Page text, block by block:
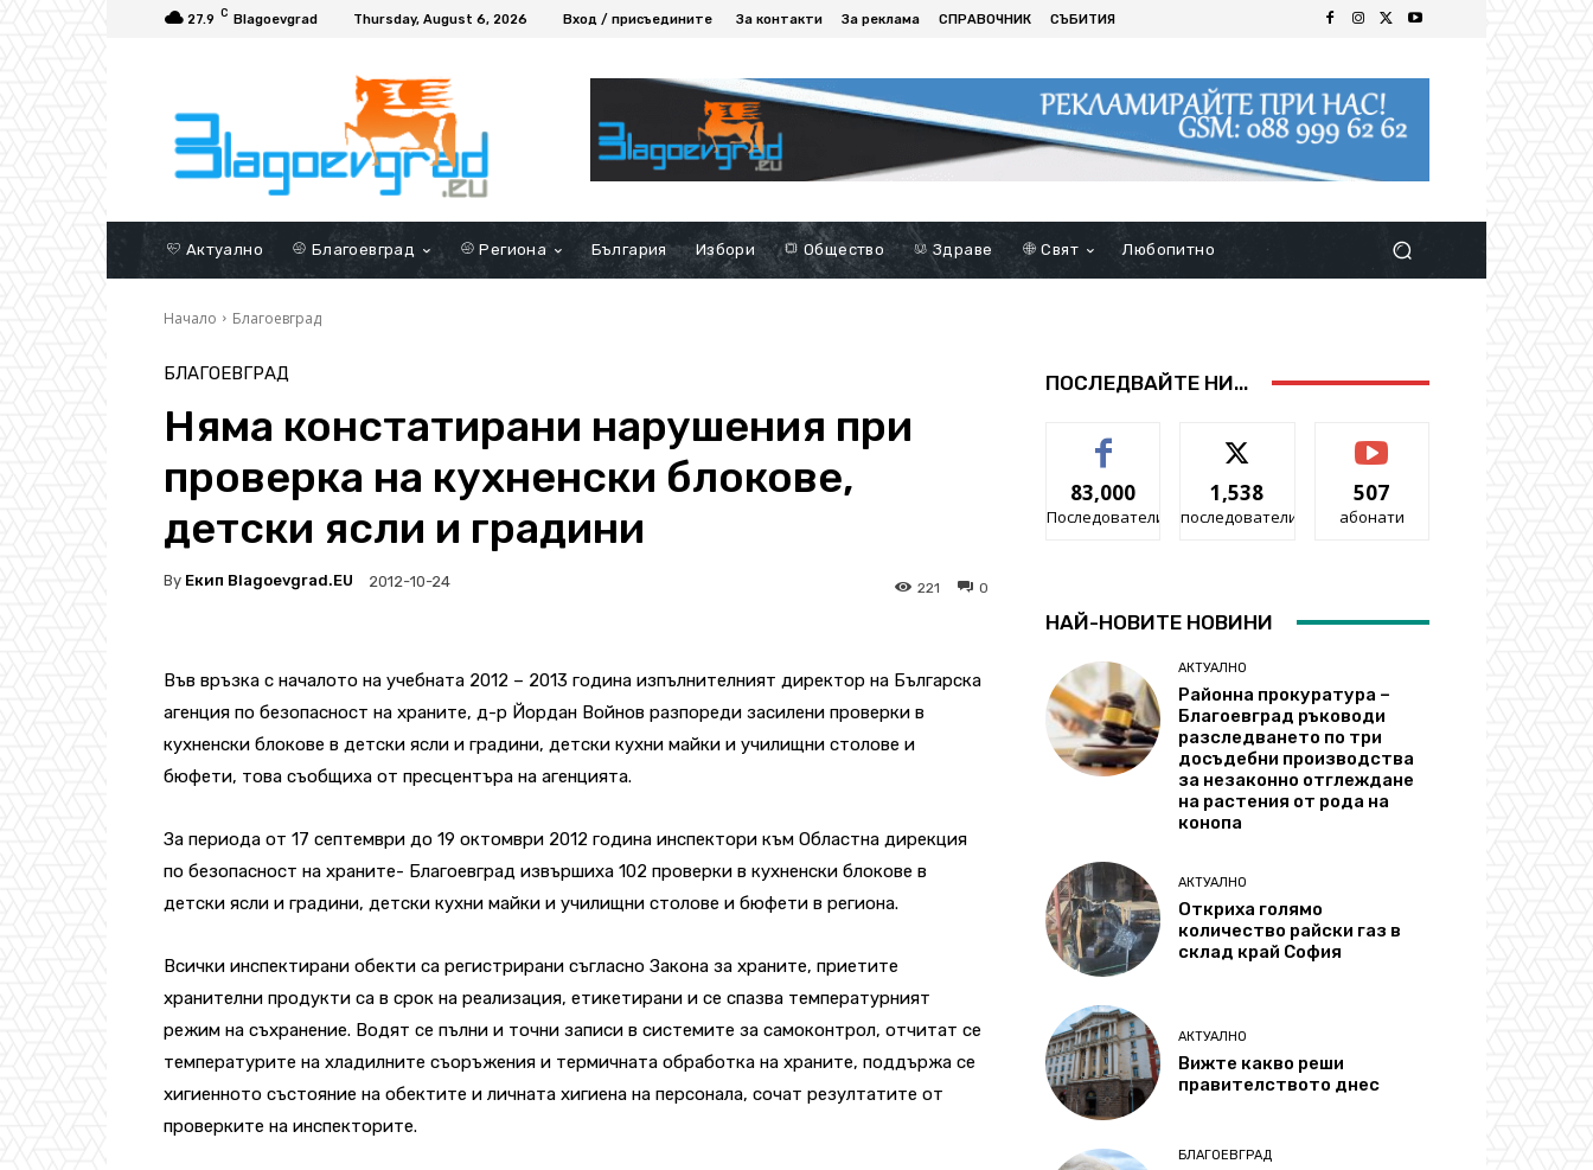
27.9 C Blagoevgrad Thursday, August 6, 2026 Вход / присъедините За контакти За реклама СПРАВОЧНИК СЪБИТИЯ
Актуално Благоевград Региона България Избори Общество Здраве Свят Любопитно
Начало Благоевград
БЛАГОЕВГРАД
Няма констатирани нарушения при
проверка на кухненски блокове,
детски ясли и градини
By Екип Blagoevgrad.EU 2012-10-24 0
221
Във връзка с началото на учебната 2012 – 2013 година изпълнителният директор на Българска
агенция по безопасност на храните, д-р Йордан Войнов разпореди засилени проверки в
кухненски блокове в детски ясли и градини, детски кухни майки и училищни столове и
бюфети, това съобщиха от пресцентъра на агенцията.
За периода от 17 септември до 19 октомври 2012 година инспектори към Областна дирекция
по безопасност на храните- Благоевград извършиха 102 проверки в кухненски блокове в
детски ясли и градини, детски кухни майки и училищни столове и бюфети в региона.
Всички инспектирани обекти са регистрирани съгласно Закона за храните, приетите
хранителни продукти са в срок на реализация, етикетирани и се спазва температурният
режим на съхранение. Водят се пълни и точни записи в системите за самоконтрол, отчитат се
температурите на хладилните съоръжения и термичната обработка на храните, поддържа се
хигиенното състояние на обектите и личната хигиена на персонала, сочат резултатите от
проверките на инспекторите.
ПОСЛЕДВАЙТЕ НИ...
83,000
Последователи
1,538
последователи
507
абонати
НАЙ-НОВИТЕ НОВИНИ
АКТУАЛНО
Районна прокуратура –
Благоевград ръководи
разследването по три
досъдебни производства
за незаконно отглеждане
на растения от рода на
конопа
АКТУАЛНО
Откриха голямо
количество райски газ в
склад край София
АКТУАЛНО
Вижте какво реши
правителството днес
БЛАГОЕВГРАД